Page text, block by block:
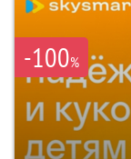
-100%